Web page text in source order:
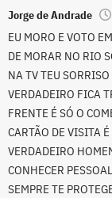
Jorge de Andrade
EU MORO E VOTO
DE MORAR NO RIO
NA TV TEU
VERDADEIRO FICA
FRENTE É SÓ O
CARTÃO DE VISITA
VERDADEIRO
CONHECER
SEMPRE TE